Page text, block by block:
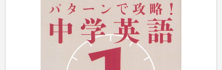
音と光のでる絵本
えんぴつちょう
簿記検定
看護・薬学
ケアマネジャー
介護・社会福祉士
保育士
司法書士・社労士
マネー・株・資産
ビジネス・法律
簿記・経理・税金・保険
自己啓発
ビジネス読み物
国内・海外旅行
国外旅行
国内旅行
散歩・グルメ
地理・歴史
地理・地図
その他文庫
ダイアリー
ダイアリー
プラチナダイアリー プレステージ